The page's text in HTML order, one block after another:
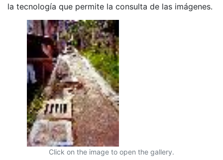
la tecnología que permite la consulta de las imágenes.
Click on the image to open the gallery.